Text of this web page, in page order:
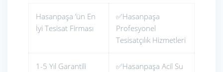
Hasanpaşa ’ün En
İyi Tesisat Firması
✅Hasanpaşa
Profesyonel
Tesisatçılık Hizmetleri
1-5 Yıl Garantili
✅Hasanpaşa Acil Su